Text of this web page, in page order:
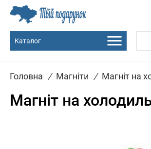
Каталог
Головна / Магніти / Магніт на
Магніт на